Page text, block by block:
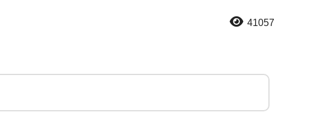
41057